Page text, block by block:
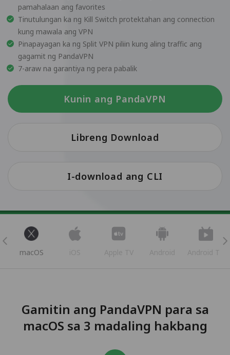
pamahalaan ang favorites
Tinutulungan ka ng Kill Switch protektahan ang connection
kung mawala ang VPN
Pinapayagan ka ng Split VPN piliin kung aling traffic ang
gagamit ng PandaVPN
7-araw na garantiya ng pera pabalik
Kunin ang PandaVPN
Libreng Download
I-download ang CLI
macOS iOS Apple TV Android Android TV
Gamitin ang PandaVPN para sa
macOS sa 3 madaling hakbang